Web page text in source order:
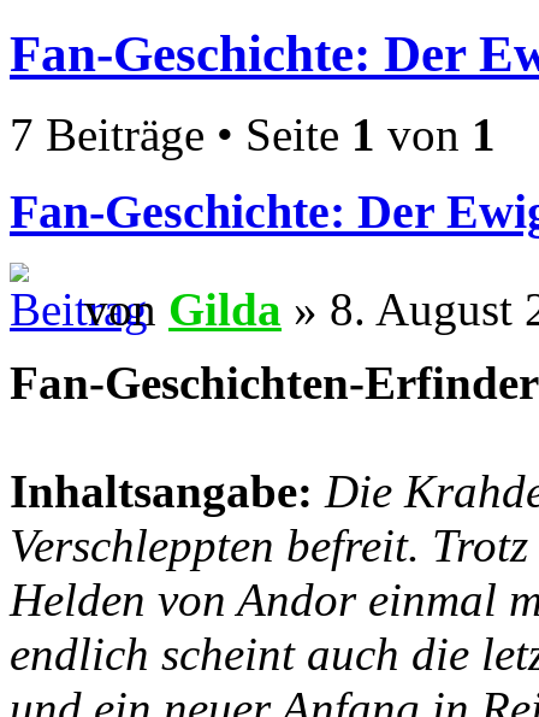
Fan-Geschichte: Der
7 Beiträge • Seite 1 von 1
Fan-Geschichte: Der
von Gilda » 8. August
Fan-Geschichten-
Inhaltsangabe: Die
Verschleppten befreit.
Helden von Andor einmal
endlich scheint auch die